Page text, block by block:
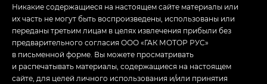
Никакие содержащиеся на настоящем сайте материалы или
их часть не могут быть воспроизведены, использованы или
переданы третьим лицам в целях извлечения прибыли без
предварительного согласия ООО «ГАК МОТОР РУС»
в письменной форме. Вы можете просматривать
и распечатывать материалы, содержащиеся на настоящем
сайте, для целей личного использования и/или принятия